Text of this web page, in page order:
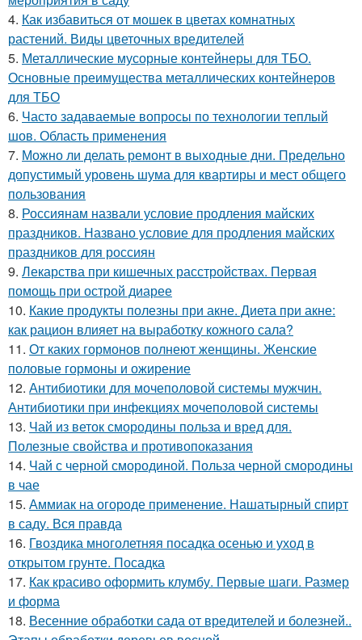
4. Как избавиться от мошек в цветах комнатных
растений. Виды цветочных вредителей
5. Металлические мусорные контейнеры для ТБО.
Основные преимущества металлических контейнеров
для ТБО
6. Часто задаваемые вопросы по технологии теплый
шов. Область применения
7. Можно ли делать ремонт в выходные дни. Предельно
допустимый уровень шума для квартиры и мест общего
пользования
8. Россиянам назвали условие продления майских
праздников. Названо условие для продления майских
праздников для россиян
9. Лекарства при кишечных расстройствах. Первая
помощь при острой диарее
10. Какие продукты полезны при акне. Диета при акне:
как рацион влияет на выработку кожного сала?
11. От каких гормонов полнеют женщины. Женские
половые гормоны и ожирение
12. Антибиотики для мочеполовой системы мужчин.
Антибиотики при инфекциях мочеполовой системы
13. Чай из веток смородины польза и вред для.
Полезные свойства и противопоказания
14. Чай с черной смородиной. Польза черной смородины
в чае
15. Аммиак на огороде применение. Нашатырный спирт
в саду. Вся правда
16. Гвоздика многолетняя посадка осенью и уход в
открытом грунте. Посадка
17. Как красиво оформить клумбу. Первые шаги. Размер
и форма
18. Весенние обработки сада от вредителей и болезней..